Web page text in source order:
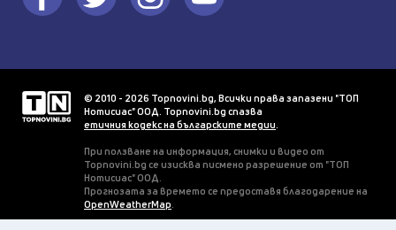
© 2010 - 2026 Topnovini.bg, Всички права запазени "ТОП
Нотисиас" ООД. Topnovini.bg спазва
етичния кодекс на българските медии.
При ползване на информация, снимки и видео от
Topnovini.bg се изисква писмено разрешение от "ТОП
Нотисиас" ООД.
Прогнозата за времето се предоставя благодарение на
OpenWeatherMap.